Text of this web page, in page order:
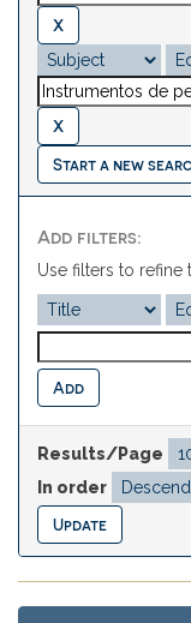
Start a new
Add filters:
Use filters to refine
Results/Page
In order